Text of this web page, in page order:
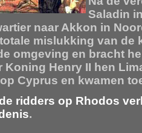
Saladin
naar Akkon in
mislukking van de
omgeving en bracht
Koning Henry II hen
Cyprus en kwamen
ridders op Rhodos
.